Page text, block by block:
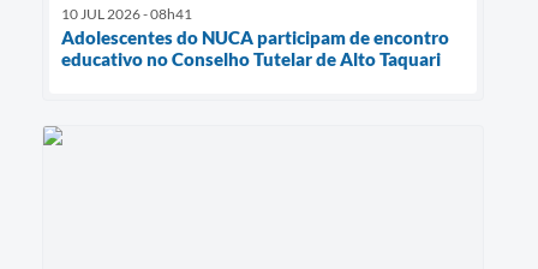
10 JUL 2026 - 08h41
Adolescentes do NUCA participam de encontro
educativo no Conselho Tutelar de Alto Taquari